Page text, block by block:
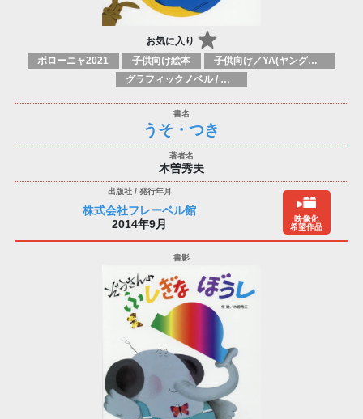
お気に入り
ボローニャ2021 子供向け絵本
子供向け／YA(ヤングアダルト)向け一般：芸術&芸術家
グラフィックノベル / コミックブック / 漫画：スタイル / 伝統
うそ・つき
木曽秀夫
株式会社フレーベル館
2014年9月
映像化
希望作品